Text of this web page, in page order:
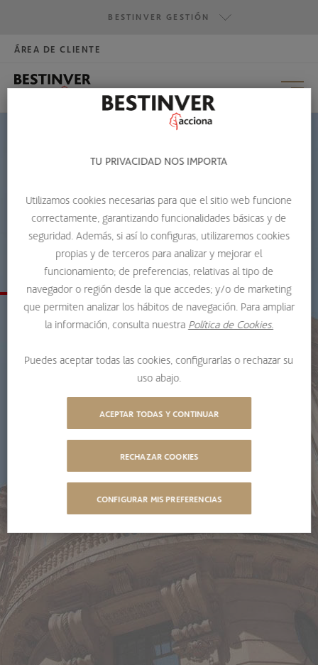
BESTINVER GESTIÓN
BESTINVER SECURITIES
BESTINVER ACTIVOS INMOBILIARIOS
ÁREA DE CLIENTE
PLANES DE PENSIONES
BESTINVER EMPLEO
TU PRIVACIDAD NOS IMPORTA
Utilizamos cookies necesarias para que el sitio web funcione
correctamente, garantizando funcionalidades básicas y de
seguridad. Además, si así lo configuras, utilizaremos cookies
propias y de terceros para analizar y mejorar el
funcionamiento; de preferencias, relativas al tipo de
navegador o región desde la que accedes; y/o de marketing
que permiten analizar los hábitos de navegación. Para ampliar
la información, consulta nuestra Política de Cookies.
Puedes aceptar todas las cookies, configurarlas o rechazar su
uso abajo.
CONFIGURAR MIS PREFERENCIAS
RECHAZAR COOKIES
ACEPTAR TODAS Y CONTINUAR